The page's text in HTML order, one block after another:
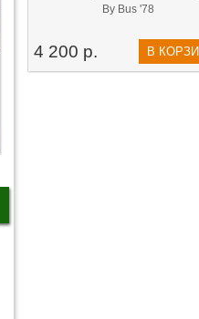
By Bus '78
4 200 р. В